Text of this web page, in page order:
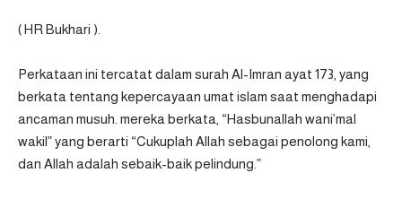
( HR Bukhari ).
Perkataan ini tercatat dalam surah Al-Imran ayat 173, yang
berkata tentang kepercayaan umat islam saat menghadapi
ancaman musuh. mereka berkata, “Hasbunallah wani’mal
wakil” yang berarti “Cukuplah Allah sebagai penolong kami,
dan Allah adalah sebaik-baik pelindung.”